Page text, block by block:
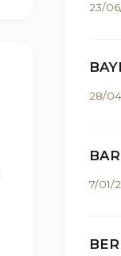
23/
28/
7/01/